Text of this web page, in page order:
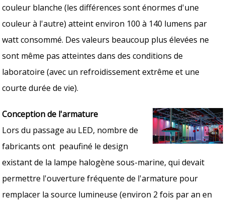
couleur blanche (les différences sont énormes d'une
couleur à l'autre) atteint environ 100 à 140 lumens par
watt consommé. Des valeurs beaucoup plus élevées ne
sont même pas atteintes dans des conditions de
laboratoire (avec un refroidissement extrême et une
courte durée de vie).
Conception de l'armature
Lors du passage au LED, nombre de
fabricants ont peaufiné le design
existant de la lampe halogène sous-marine, qui devait
permettre l'ouverture fréquente de l'armature pour
remplacer la source lumineuse (environ 2 fois par an en